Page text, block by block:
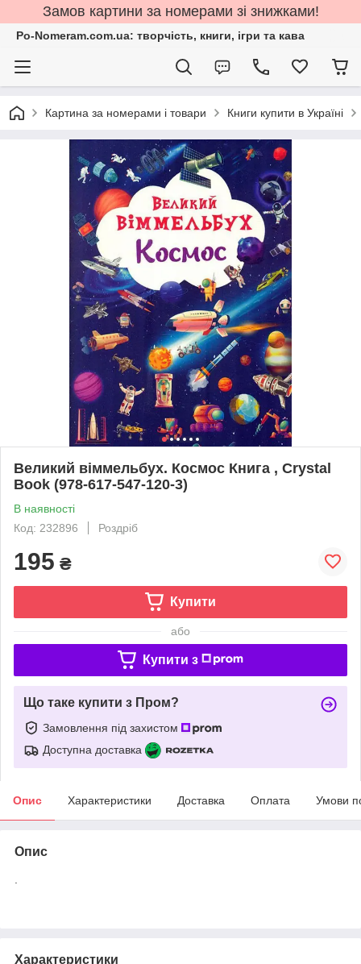
Замов картини за номерами зі знижками!
Po-Nomeram.com.ua: творчість, книги, ігри та кава
Картина за номерами і товари Книги купити в Україні
Великий віммельбух. Космос Книга , Crystal
Book (978-617-547-120-3)
В наявності
Код: 232896
Роздріб
195 ₴
Купити
або
Купити з
Що таке купити з Пром?
Замовлення під захистом
Доступна доставка
Опис Характеристики Доставка Оплата Умови
Опис
Характеристики